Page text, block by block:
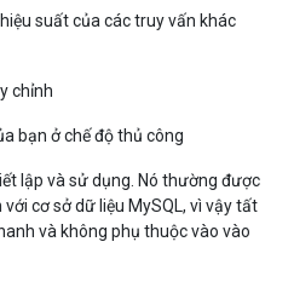
suất của các truy vấn khác
chỉnh
bạn ở chế độ thủ công
lập và sử dụng. Nó thường được
cơ sở dữ liệu MySQL, vì vậy tất
và không phụ thuộc vào vào